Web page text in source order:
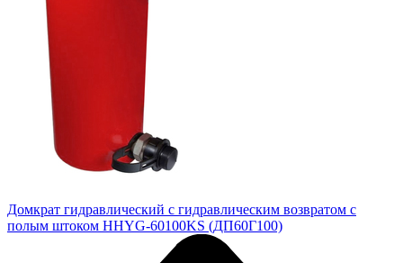
Домкрат гидравлический с гидравлическим возвратом с
полым штоком HHYG-60100KS (ДП60Г100)